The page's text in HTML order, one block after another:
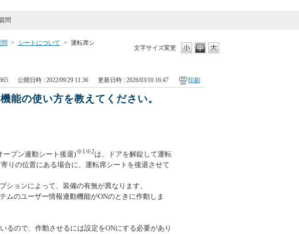
文字サイズ変更
> シートについて > 運転席シ
公開日時 : 2022/09/29 11:36 更新日時 : 2026/03/10 16:47 印刷
能の使い方を教えてください。
ープン連動シート後退)※1※2は、ドアを解錠して運転
りの位置にある場合に、運転席シートを後退させて
ションによって、装備の有無が異なります。
ムのユーザー情報連動機能がONのときに作動しま
るので、作動させるには設定をONにする必要があり